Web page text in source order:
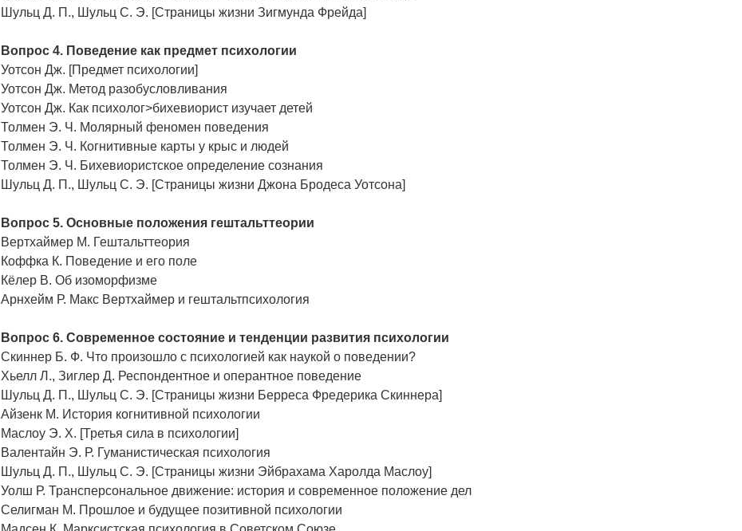
Шульц Д. П., Шульц С. Э. [Страницы жизни Зигмунда Фрейда]
Вопрос 4. Поведение как предмет психологии
Уотсон Дж. [Предмет психологии]
Уотсон Дж. Метод разобусловливания
Уотсон Дж. Как психолог>бихевиорист изучает детей
Толмен Э. Ч. Молярный феномен поведения
Толмен Э. Ч. Когнитивные карты у крыс и людей
Толмен Э. Ч. Бихевиористское определение сознания
Шульц Д. П., Шульц С. Э. [Страницы жизни Джона Бродеса Уотсона]
Вопрос 5. Основные положения гештальттеории
Вертхаймер М. Гештальттеория
Коффка К. Поведение и его поле
Кёлер В. Об изоморфизме
Арнхейм Р. Макс Вертхаймер и гештальтпсихология
Вопрос 6. Современное состояние и тенденции развития психологии
Скиннер Б. Ф. Что произошло с психологией как наукой о поведении?
Хьелл Л., Зиглер Д. Респондентное и оперантное поведение
Шульц Д. П., Шульц С. Э. [Страницы жизни Берреса Фредерика Скиннера]
Айзенк М. История когнитивной психологии
Маслоу Э. Х. [Третья сила в психологии]
Валентайн Э. Р. Гуманистическая психология
Шульц Д. П., Шульц С. Э. [Страницы жизни Эйбрахама Харолда Маслоу]
Уолш Р. Трансперсональное движение: история и современное положение дел
Селигман М. Прошлое и будущее позитивной психологии